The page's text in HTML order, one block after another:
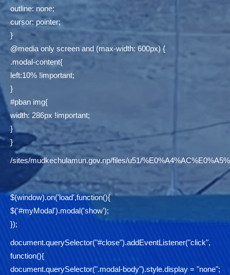
outline: none;
cursor: pointer;
}
@media only screen and (max-width: 600px) {
.modal-content{
left:10% !important;
}
#pban img{
width: 286px !important;
}
}
/sites/mudkechulamun.gov.np/files/u51/
$(window).on('load',function(){
$('#myModal').modal('show');
});
document.querySelector("#close").addEventListener("click",
function(){
document.querySelector(".modal-body").style.display = "none";